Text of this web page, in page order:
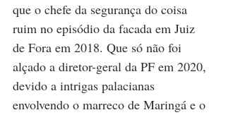
que o chefe da segurança do coisa
ruim no episódio da facada em Juiz
de Fora em 2018. Que só não foi
alçado a diretor-geral da PF em 2020,
devido a intrigas palacianas
envolvendo o marreco de Maringá e o